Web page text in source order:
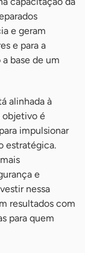
e geram
e para a
base de um
alinhada à
objetivo é
impulsionar
estratégica.
e
nessa
resultados com
para quem